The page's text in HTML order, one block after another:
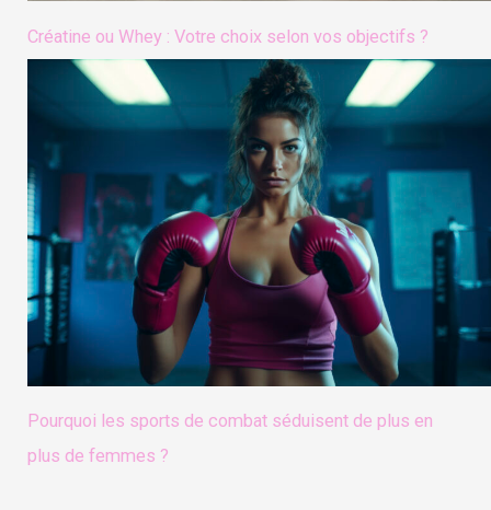
Créatine ou Whey : Votre choix selon vos objectifs ?
Pourquoi les sports de combat séduisent de plus en
plus de femmes ?